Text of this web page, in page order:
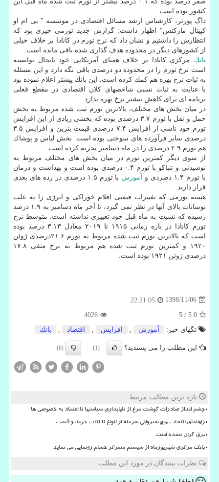
كشور بوده است.
داگ پورتر، كارشناس ارشد مسائل اقتصادی در موسسه " بی ام او
كپیتال ماركتس" اظهار داشت: گزارش جدید تورمی چیزی بود كه
انتظارش را داشتیم و نشان داد كه نرخ تورم در كانادا بر خلاف خیلی
از كشورهای دیگر در محدوده هدف گذاری شده باقی مانده است.
بانك مركزی كانادا بر خلاف همتای آمریكایی خود تابحال توانسته
است نرخ تورم را در محدوده دو درصدی باقی نگه دارد و این مسئله
به ثبات نرخ بهره هم كمك كرده است. این بانك پیشتر اعلام نموده بود
با عنایت به ثبات نسبی شاخصهای كلان اقتصادی در مقطع فعلی
برنامه ای برای كاهش بیشتر نرخ بهره ندارد.
در میان بخش های مختلف، بالاترین تورم ثبت شده مربوط به بخش
حمل و نقل با تورم ۳.۷ درصدی بوده كه بخشی زیادی از این افزایش
تورم خود ناشی از افزایش ۷.۴ درصدی قیمت بنزین و افزایش ۳.۵
درصدی سایر فرآورده های سوختی بوده است. بخش لباس و پوشاك
هم تورم ۲.۹ درصدی را در ماه دسامبر تجربه كرده است.
از سوی دیگر كمترین تورم در میان بخش های مختلف مربوط به
نوشیدنی و تنباكو با تورم ۰.۴ درصدی بوده است و بهداشت و درمان
با تورم ۱.۴ دصردی و
آموزش
با تورم ۱.۵ درصدی در رده های بعدی
قرار دارند.
هسته تورمی كه تغییرات قیمتی اقلام خوراكی و انرژی را به علت
نوسانات بالای آنها در نظر نمی گیرد، تا آخر ماه دسامبر به ۱.۹ درصد
رسیده كه نسبت به ماه قبل خود تغییری نداشته است. متوسط نرخ
تورم كانادا در بازه زمانی ۱۹۱۵ تا ۲۰۱۹ معادل ۳.۱۳ درصد بوده
است كه بالاترین تورم ثبت شده مربوط به تورم ۲۱.۶درصدی ژوئن
۱۹۲۰ و كمترین تورم ثبت شده هم مربوط به نرخ منفی ۱۷.۸
درصدی ژوئن ۱۹۲۱ بوده است.
1398/11/06
22:21:05
5.0
/
5
4026
تگهای خبر:
آموزش افزایش اقتصاد بانك
این مطلب را می پسندید؟ (1)
(0)
تازه ترین مطالب مرتبط
چشم انداز صادرات گوشت مرغ از ناپایداری سیاستها تا اعتماد به خصوصی ها
راهنمای انتخاب پیچ شیروانی سرمته از انواع تا نکات خرید و قیمت
برق گران نشده است
بانک مرکزی شهریورماه از سیستم متمرکز حسام رونمایی می نماید
نظرات بینندگان در مورد این مطلب